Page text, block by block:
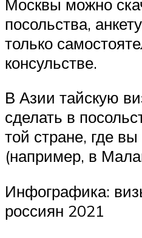
Москвы можно
посольства,
только
консульстве.
В Азии тайскую
сделать в
той стране, где
(например, в
Инфографика:
россиян 2021